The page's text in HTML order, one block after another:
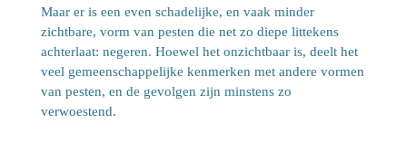
Maar er is een even schadelijke, en vaak minder
zichtbare, vorm van pesten die net zo diepe littekens
achterlaat: negeren. Hoewel het onzichtbaar is, deelt het
veel gemeenschappelijke kenmerken met andere vormen
van pesten, en de gevolgen zijn minstens zo
verwoestend.